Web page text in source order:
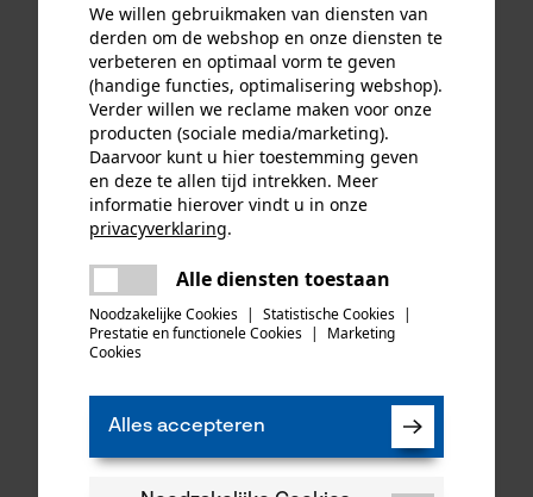
Oregon ringtandwiel 325, 7
tanden incl. aandrijfring bijv.
geschikt voor Jonsered
We willen gebruikmaken van diensten van
derden om de webshop en onze diensten te
verbeteren en optimaal vorm te geven
(handige functies, optimalisering webshop).
Verder willen we reclame maken voor onze
producten (sociale media/marketing).
Daarvoor kunt u hier toestemming geven
en deze te allen tijd intrekken. Meer
informatie hierover vindt u in onze
privacyverklaring.
Alle diensten toestaan
Noodzakelijke Cookies | Statistische Cookies |
Prestatie en functionele Cookies |
Marketing
Cookies
Alles accepteren
Er is een fout opgetreden. Gelieve
het opnieuw te proberen.
delen
mail